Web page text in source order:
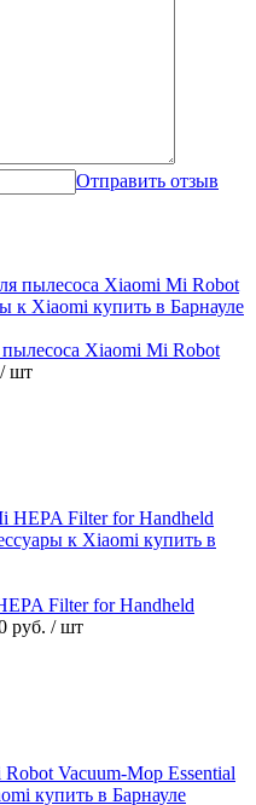
Отправить отзыв
Xiaomi Mi Robot
/ шт
Filter for Handheld
руб. / шт